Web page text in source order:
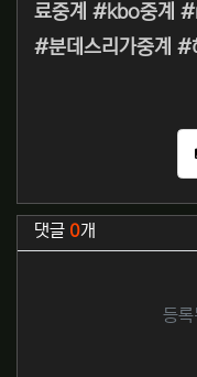
료중계 #kbo중계
#분데스리가중계 #
관련자료
댓글 0개
등